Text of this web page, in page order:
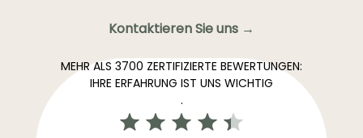
Kontaktieren Sie uns →
MEHR ALS 3700 ZERTIFIZIERTE BEWERTUNGEN:
IHRE ERFAHRUNG IST UNS WICHTIG
.